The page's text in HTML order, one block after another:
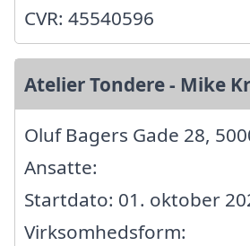
CVR: 45540596
Atelier Tondere - Mike
Oluf Bagers Gade 28,
Ansatte:
Startdato: 01. oktober
Virksomhedsform: